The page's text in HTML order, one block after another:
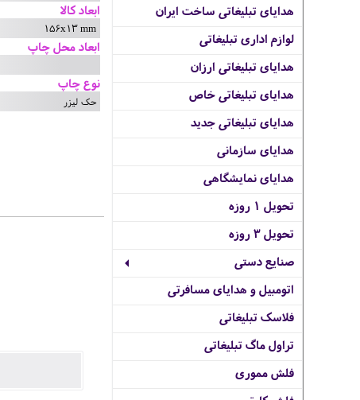
هدایای تبلیغاتی ساخت ایران
لوازم اداری تبلیغاتی
هدایای تبلیغاتی ارزان
هدایای تبلیغاتی خاص
هدایای تبلیغاتی جدید
هدایای سازمانی
هدایای نمایشگاهی
تحویل 1 روزه
تحویل 3 روزه
صنایع دستی
اتومبیل و هدایای مسافرتی
فلاسک تبلیغاتی
تراول ماگ تبلیغاتی
فلش مموری
ابعاد کالا
156x13 mm
ابعاد محل چاپ
نوع چاپ
حک لیزر